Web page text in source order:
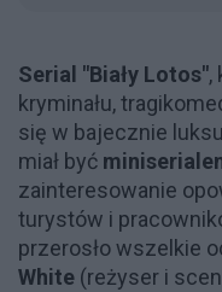
Serial "Biały Lotos",
kryminału,
się w bajecznie
miał być
zainteresowanie
turystów i
przerosło wszelkie
White (reżyser i